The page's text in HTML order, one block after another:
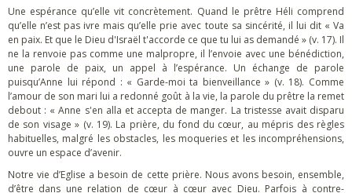
Une espérance qu’elle vit concrètement. Quand le prêtre Héli comprend
qu’elle n’est pas ivre mais qu’elle prie avec toute sa sincérité, il lui dit « Va
en paix. Et que le Dieu d'Israël t'accorde ce que tu lui as demandé » (v. 17). Il
ne la renvoie pas comme une malpropre, il l’envoie avec une bénédiction,
une parole de paix, un appel à l’espérance. Un échange de parole
puisqu’Anne lui répond : « Garde-moi ta bienveillance » (v. 18). Comme
l’amour de son mari lui a redonné goût à la vie, la parole du prêtre la remet
debout : « Anne s'en alla et accepta de manger. La tristesse avait disparu
de son visage » (v. 19). La prière, du fond du cœur, au mépris des règles
habituelles, malgré les obstacles, les moqueries et les incompréhensions,
ouvre un espace d’avenir.
Notre vie d’Eglise a besoin de cette prière. Nous avons besoin, ensemble,
d’être dans une relation de cœur à cœur avec Dieu. Parfois à contre-